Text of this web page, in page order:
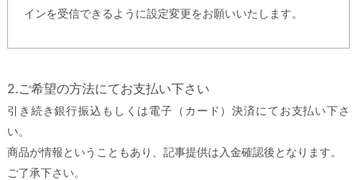
インを受信できるように設定変更をお願いいたします。
2.ご希望の方法にてお支払い下さい
引き続き銀行振込もしくは電子（カード）決済にてお支払い下さ
い。
商品が情報ということもあり、記事提供は入金確認後となります。
ご了承下さい。